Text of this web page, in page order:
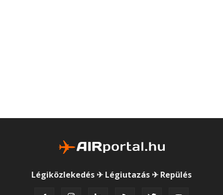
Légiközlekedés ✈ Légiutazás ✈ Repülés